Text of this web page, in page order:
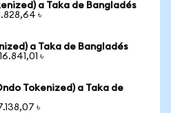
a Taka de Bangladés
৳
a Taka de Bangladés
৳
Tokenized) a Taka de
৳